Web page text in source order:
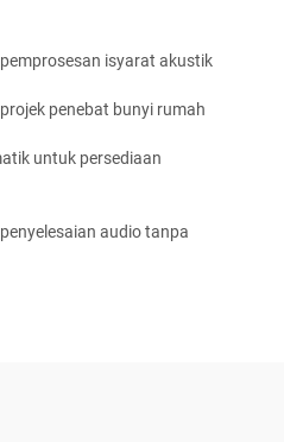
isyarat akustik
penebat bunyi rumah
untuk persediaan
audio tanpa